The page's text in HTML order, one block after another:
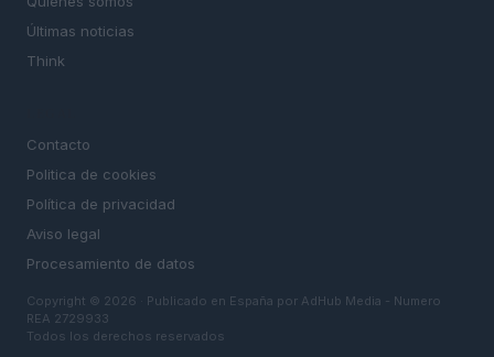
Últimas noticias
Think
Contacto
Politica de cookies
Política de privacidad
Aviso legal
Procesamiento de datos
Copyright © 2026 · Publicado en España por AdHub Media - Numero
REA 2729933
Todos los derechos reservados